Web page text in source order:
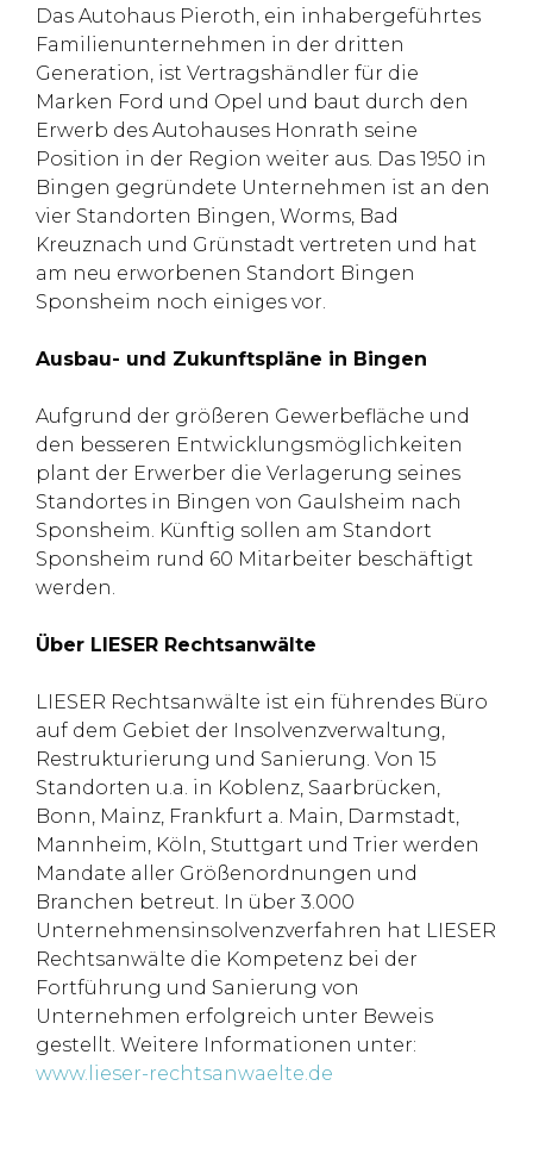
Das Autohaus Pieroth, ein inhabergeführtes
Familienunternehmen in der dritten
Generation, ist Vertragshändler für die
Marken Ford und Opel und baut durch den
Erwerb des Autohauses Honrath seine
Position in der Region weiter aus. Das 1950 in
Bingen gegründete Unternehmen ist an den
vier Standorten Bingen, Worms, Bad
Kreuznach und Grünstadt vertreten und hat
am neu erworbenen Standort Bingen
Sponsheim noch einiges vor.
Ausbau- und Zukunftspläne in Bingen
Aufgrund der größeren Gewerbefläche und
den besseren Entwicklungsmöglichkeiten
plant der Erwerber die Verlagerung seines
Standortes in Bingen von Gaulsheim nach
Sponsheim. Künftig sollen am Standort
Sponsheim rund 60 Mitarbeiter beschäftigt
werden.
Über LIESER Rechtsanwälte
LIESER Rechtsanwälte ist ein führendes Büro
auf dem Gebiet der Insolvenzverwaltung,
Restrukturierung und Sanierung. Von 15
Standorten u.a. in Koblenz, Saarbrücken,
Bonn, Mainz, Frankfurt a. Main, Darmstadt,
Mannheim, Köln, Stuttgart und Trier werden
Mandate aller Größenordnungen und
Branchen betreut. In über 3.000
Unternehmensinsolvenzverfahren hat LIESER
Rechtsanwälte die Kompetenz bei der
Fortführung und Sanierung von
Unternehmen erfolgreich unter Beweis
gestellt. Weitere Informationen unter:
www.lieser-rechtsanwaelte.de